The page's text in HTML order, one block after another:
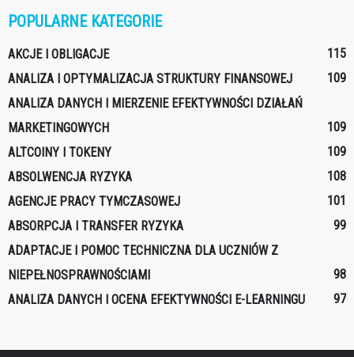
POPULARNE KATEGORIE
AKCJE I OBLIGACJE
115
ANALIZA I OPTYMALIZACJA STRUKTURY FINANSOWEJ
109
ANALIZA DANYCH I MIERZENIE EFEKTYWNOŚCI DZIAŁAŃ
MARKETINGOWYCH
109
ALTCOINY I TOKENY
109
ABSOLWENCJA RYZYKA
108
AGENCJE PRACY TYMCZASOWEJ
101
ABSORPCJA I TRANSFER RYZYKA
99
ADAPTACJE I POMOC TECHNICZNA DLA UCZNIÓW Z
NIEPEŁNOSPRAWNOŚCIAMI
98
ANALIZA DANYCH I OCENA EFEKTYWNOŚCI E-LEARNINGU
97